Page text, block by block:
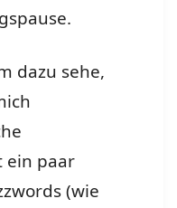
dazu sehe,
ein paar
(wie